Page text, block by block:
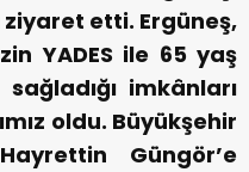
ziyaret etti. Ergüneş,
YADES ile 65 yaş
imkânları
oldu. Büyükşehir
Güngör’e